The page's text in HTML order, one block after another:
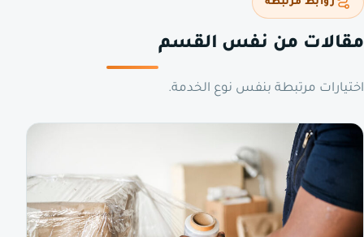
روابط مرتبطة
مقالات من نفس القسم
اختيارات مرتبطة بنفس نوع الخدمة.